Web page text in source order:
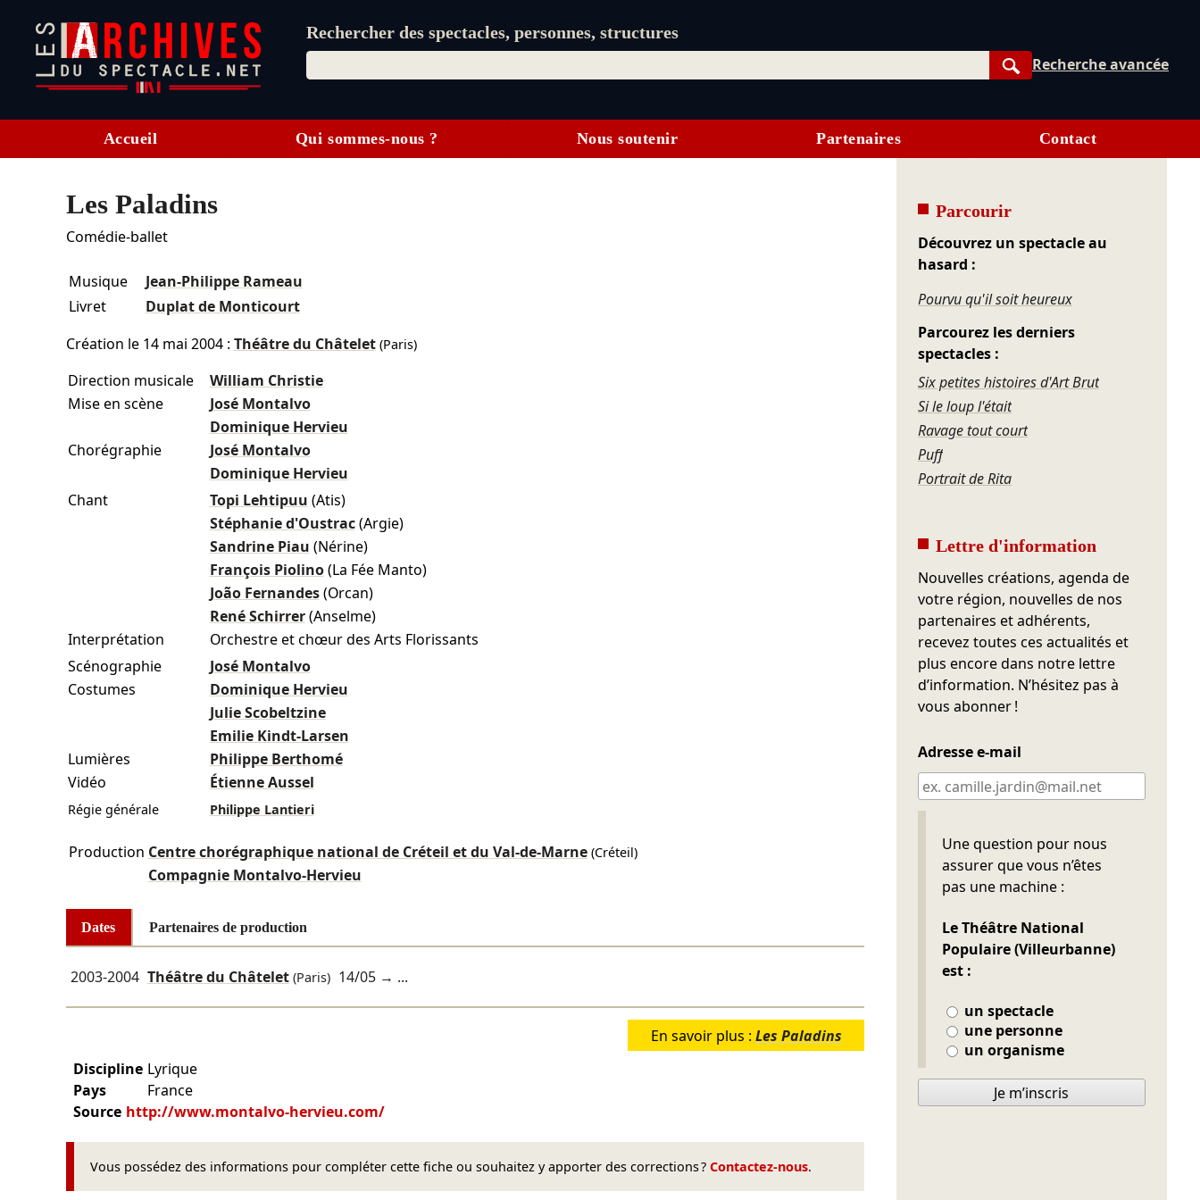
Rechercher des spectacles, personnes, structures
Rechercher
Recherche avancée
Accueil Qui sommes-nous ? Nous soutenir Partenaires Contact
Les Paladins
Comédie-ballet
Musique
Jean-Philippe Rameau
Livret
Duplat de Monticourt
Création le 14 mai 2004: Théâtre du Châtelet(Paris)
Direction musicale
William Christie
Mise en scène
José Montalvo
Dominique Hervieu
Chorégraphie
José Montalvo
Dominique Hervieu
Chant
Topi Lehtipuu (Atis)
Stéphanie d'Oustrac (Argie)
Sandrine Piau (Nérine)
François Piolino (La Fée Manto)
João Fernandes (Orcan)
René Schirrer (Anselme)
Interprétation
Orchestre et chœur des Arts Florissants
Scénographie
José Montalvo
Costumes
Dominique Hervieu
Julie Scobeltzine
Emilie Kindt-Larsen
Lumières
Philippe Berthomé
Vidéo
Étienne Aussel
Régie générale Philippe Lantieri
Production Centre chorégraphique national de Créteil et du Val-de-Marne(Créteil)
Compagnie Montalvo-Hervieu
Dates Partenaires de production
2003-2004 Théâtre du Châtelet(Paris) 14/05→ ...
En savoir plus : Les Paladins
Discipline Lyrique
Pays
France
Source http://www.montalvo-hervieu.com/
Vous possédez des informations pour compléter cette fiche ou souhaitez y apporter des corrections ? Contactez-nous.
Parcourir
Découvrez un spectacle au
hasard :
Pourvu qu'il soit heureux
Parcourez les derniers
spectacles :
Six petites histoires d'Art Brut
Si le loup l'était
Ravage tout court
Puff
Portrait de Rita
Lettre d'information
Nouvelles créations, agenda de
votre région, nouvelles de nos
partenaires et adhérents,
recevez toutes ces actualités et
plus encore dans notre lettre
d’information. N’hésitez pas à
vous abonner !
Adresse e-mail
Une question pour nous
assurer que vous n’êtes
pas une machine :
Le Théâtre National
Populaire (Villeurbanne)
est :
un spectacle
une personne
un organisme
Ne pas remplir
Je m’inscris